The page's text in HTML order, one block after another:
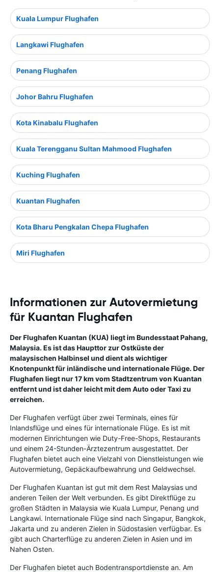
Kuala Lumpur Flughafen
Langkawi Flughafen
Penang Flughafen
Johor Bahru Flughafen
Kota Kinabalu Flughafen
Kuala Terengganu Sultan Mahmood Flughafen
Kuching Flughafen
Kuantan Flughafen
Kota Bharu Pengkalan Chepa Flughafen
Miri Flughafen
Informationen zur Autovermietung
für Kuantan Flughafen
Der Flughafen Kuantan (KUA) liegt im Bundesstaat Pahang,
Malaysia. Es ist das Haupttor zur Ostküste der
malaysischen Halbinsel und dient als wichtiger
Knotenpunkt für inländische und internationale Flüge. Der
Flughafen liegt nur 17 km vom Stadtzentrum von Kuantan
entfernt und ist daher leicht mit dem Auto oder Taxi zu
erreichen.
Der Flughafen verfügt über zwei Terminals, eines für
Inlandsflüge und eines für internationale Flüge. Es ist mit
modernen Einrichtungen wie Duty-Free-Shops, Restaurants
und einem 24-Stunden-Ärztezentrum ausgestattet. Der
Flughafen bietet auch eine Vielzahl von Dienstleistungen wie
Autovermietung, Gepäckaufbewahrung und Geldwechsel.
Der Flughafen Kuantan ist gut mit dem Rest Malaysias und
anderen Teilen der Welt verbunden. Es gibt Direktflüge zu
großen Städten in Malaysia wie Kuala Lumpur, Penang und
Langkawi. Internationale Flüge sind nach Singapur, Bangkok,
Jakarta und zu anderen Zielen in Südostasien verfügbar. Es
gibt auch Charterflüge zu anderen Zielen in Asien und im
Nahen Osten.
Der Flughafen bietet auch Bodentransportdienste an. Am